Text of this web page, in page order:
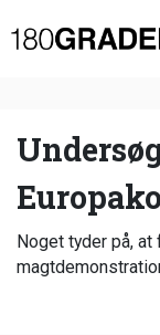
Oversigt
Debat
Video
Podcast
Noget tyder på,